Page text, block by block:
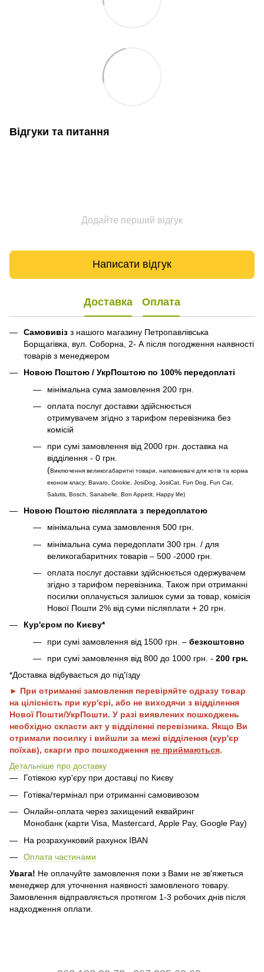
Відгуки та питання
Додайте перший відгук
Написати відгук
Доставка Оплата
Самовивіз з нашого магазину Петропавлівська
Борщагівка, вул. Соборна, 2- А після погодження наявності
товарів з менеджером
Новою Поштою / УкрПоштою по 100% передоплаті
мінімальна сума замовлення 200 грн.
оплата послуг доставки здійснюється
отримувачем згідно з тарифом перевізника без
комісій
при сумі замовлення від 2000 грн. доставка на
відділення - 0 грн.
(Виключення великогабаритні товари, наповнювачі для котів та корма
економ класу: Bavaro, Cookie, JosiDog, JosiCat, Fun Dog, Fun Cat,
Salutis, Bosch, Sanabelle, Bon Appetit, Happy life)
Новою Поштою післяплата з передоплатою
мінімальна сума замовлення 500 грн.
мінімальна сума передоплати 300 грн. / для
великогабаритних товарів – 500 -2000 грн.
оплата послуг доставки здійснюється одержувачем
згідно з тарифом перевізника. Також при отриманні
посилки оплачується залишок суми за товар, комісія
Нової Пошти 2% від суми післяплати + 20 грн.
Кур'єром по Києву*
при сумі замовлення від 1500 грн. – безкоштовно
при сумі замовлення від 800 до 1000 грн. - 200 грн.
*Доставка відбувається до під'їзду
► При отриманні замовлення перевіряйте одразу товар
на цілісність при кур'єрі, або не виходячи з відділення
Нової Пошти/УкрПошти. У разі виявлених пошкоджень
необхідно скласти акт у відділенні перевізника. Якщо Ви
отримали посилку і вийшли за межі відділення (кур'єр
поїхав), скарги про пошкодження не приймаються.
Детальніше про доставку
Готівкою кур'єру при доставці по Києву
Готівка/термінал при отриманні самовивозом
Онлайн-оплата через захищений еквайринг
Монобанк (карти Visa, Mastercard, Apple Pay, Google Pay)
На розрахунковий рахунок IBAN
Оплата частинами
Увага! Не оплачуйте замовлення поки з Вами не зв'яжеться
менеджер для уточнення наявності замовленого товару.
Замовлення відправляється протягом 1-3 робочих днів після
надходження оплати.